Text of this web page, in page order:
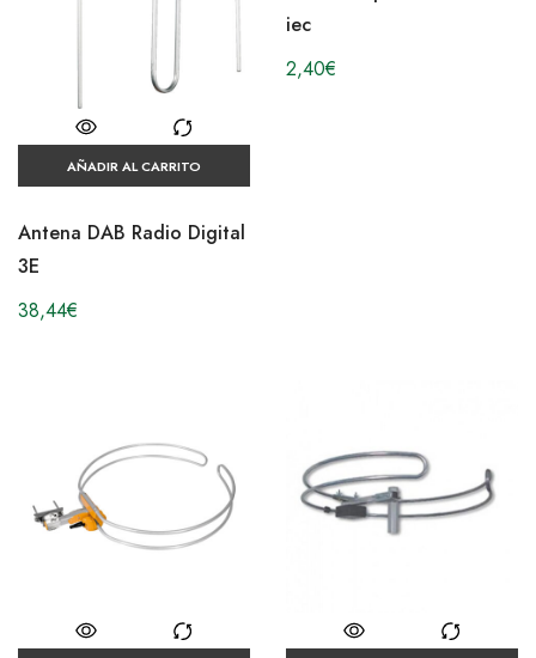
AÑADIR AL CARRITO
Antena DAB Radio Digital
3E
38,44€
iec
2,40€